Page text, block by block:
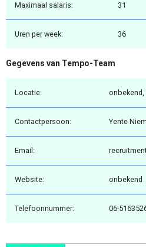
Maximaal salaris: 31
Uren per week: 36
Gegevens van Tempo-Team
Locatie: onbekend,
Contactpersoon: Yente
Email:
Website: onbekend
Telefoonnummer: 06-